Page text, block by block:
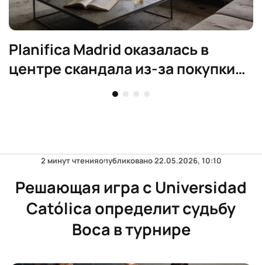
Planifica Madrid оказалась в
центре скандала из-за покупки
элитного жилья
2 минут чтенияопубликовано22.05.2026, 10:10
Решающая игра с Universidad
Católica определит судьбу
Boca в турнире